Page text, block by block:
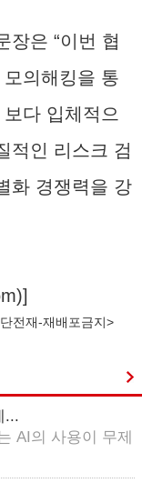
장은 “이번 협
의해킹을 통
다 입체적으
적인 리스크 검
화 경쟁력을 강
)]
전재-재배포금지>
...
AI의 사용이 무제